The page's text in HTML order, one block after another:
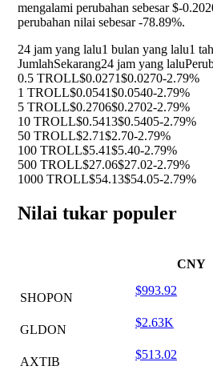
mengalami perubahan sebesar $-
perubahan nilai sebesar-78.89%.
24 jam yang lalu1 bulan yang lalu1
JumlahSekarang24 jam yang lalu
0.5 TROLL$0.0271$0.0270-2.79%
1 TROLL$0.0541$0.0540-2.79%
5 TROLL$0.2706$0.2702-2.79%
10 TROLL$0.5413$0.5405-2.79%
50 TROLL$2.71$2.70-2.79%
100 TROLL$5.41$5.40-2.79%
500 TROLL$27.06$27.02-2.79%
1000 TROLL$54.13$54.05-2.79%
Nilai tukar populer
CNY
SHOPON
$993.92
GLDON
$2.63K
AXTIB
$513.02